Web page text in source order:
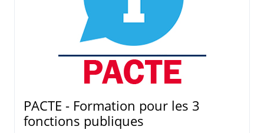
PACTE - Formation pour les 3
fonctions publiques